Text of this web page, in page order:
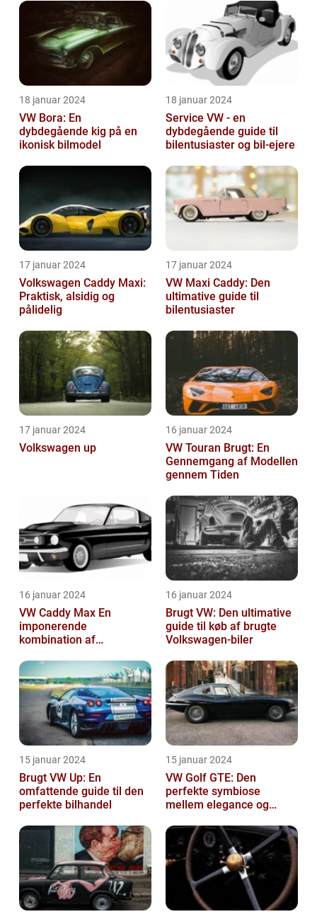
18 januar 2024
VW Bora: En
dybdegående kig på en
ikonisk bilmodel
18 januar 2024
Service VW - en
dybdegående guide til
bilentusiaster og bil-ejere
17 januar 2024
Volkswagen Caddy Maxi:
Praktisk, alsidig og
pålidelig
17 januar 2024
VW Maxi Caddy: Den
ultimative guide til
bilentusiaster
17 januar 2024
Volkswagen up
16 januar 2024
VW Touran Brugt: En
Gennemgang af Modellen
gennem Tiden
16 januar 2024
VW Caddy Max En
imponerende
kombination af
og komfort
16 januar 2024
Brugt VW: Den ultimative
guide til køb af brugte
Volkswagen-biler
15 januar 2024
Brugt VW Up: En
omfattende guide til den
perfekte bilhandel
15 januar 2024
VW Golf GTE: Den
perfekte symbiose
mellem elegance og